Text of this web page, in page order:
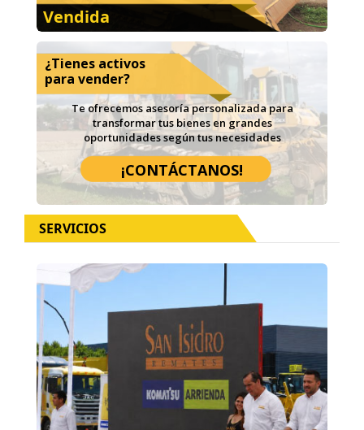
Vendida
¿Tienes activos
para vender?
Te ofrecemos asesoría personalizada para
transformar tus bienes en grandes
oportunidades según tus necesidades
¡CONTÁCTANOS!
SERVICIOS